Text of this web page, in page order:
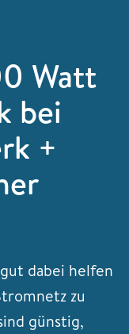
Watt
bei
+
dabei helfen
zu
günstig,